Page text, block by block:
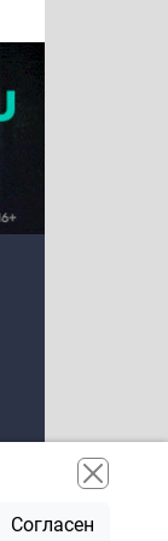
Согласен